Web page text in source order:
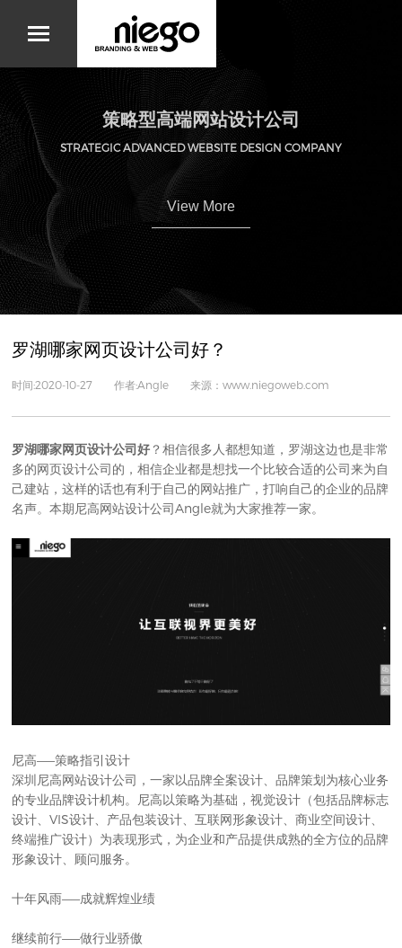
策略型高端网站设计公司
STRATEGIC ADVANCED WEBSITE DESIGN COMPANY
View More
罗湖哪家网页设计公司好？
时间:2020-10-27 作者:Angle 来源：www.niegoweb.com
罗湖哪家网页设计公司好 ？相信很多人都想知道，罗湖这边也是非常
多的网页设计公司的，相信企业都是想找一个比较合适的公司来为自
己建站，这样的话也有利于自己的网站推广，打响自己的企业的品牌
名声。本期尼高网站设计公司Angle就为大家推荐一家。
尼高——策略指引设计
深圳尼高网站设计公司 ，一家以品牌全案设计、品牌策划为核心业务
的专业品牌设计机构。尼高以策略为基础，视觉设计（包括品牌标志
设计、VIS设计、产品包装设计、互联网形象设计、商业空间设计、
终端推广设计）为表现形式，为企业和产品提供成熟的全方位的品牌
形象设计、顾问服务。
十年风雨——成就辉煌业绩
继续前行——做行业骄傲